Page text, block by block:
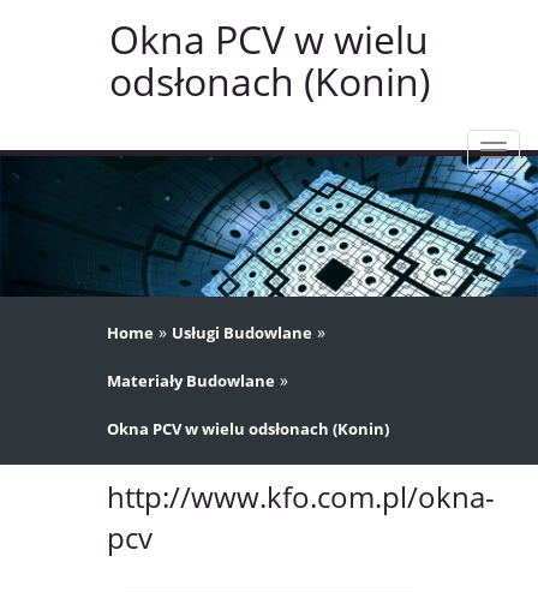
Okna PCV w wielu
odsłonach (Konin)
Home » Usługi Budowlane »
Materiały Budowlane »
Okna PCV w wielu odsłonach (Konin)
http://www.kfo.com.pl/okna-
pcv